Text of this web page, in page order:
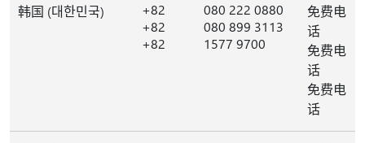
韩国 (대한민국)
+82
+82
+82
080 222 0880
080 899 3113
1577 9700
免费电
话
免费电
话
免费电
话